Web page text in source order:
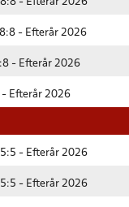
- Efterår 2026
- Efterår 2026
- Efterår 2026
- Efterår 2026
- Efterår 2026